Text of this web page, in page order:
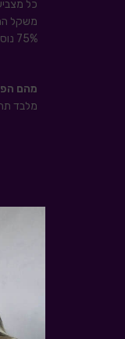
כל מצביע
משקל
75% נוספים ישוקללו בהתאם להצבעתם של שופטים מקצועיים מתחום מיתוג המעסיק בארץ (רשימה מלאה של השופטים תפורסם בקרוב)
מהם
מלבד